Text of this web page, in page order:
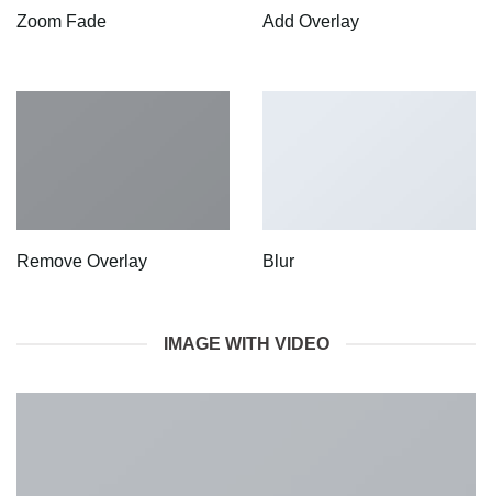
Zoom Fade Add Overlay
Remove Overlay Blur
IMAGE WITH VIDEO